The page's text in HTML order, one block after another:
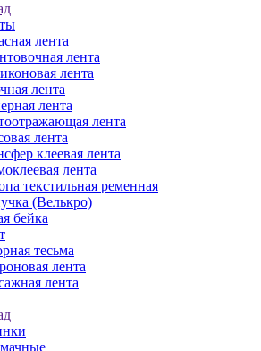
лента
лента
лента
лента
лента
лента
лента
клеевая лента
лента
текстильная ременная
(Велькро)
бейка
тесьма
лента
лента